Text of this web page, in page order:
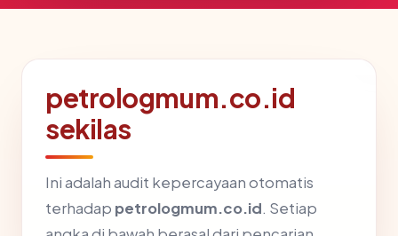
petrologmum.co.id
sekilas
Ini adalah audit kepercayaan otomatis
terhadap petrologmum.co.id. Setiap